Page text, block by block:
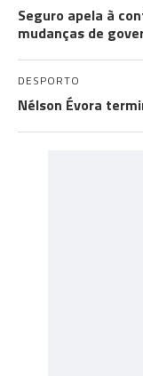
Seguro apela à
mudanças de
DESPORTO
Nélson Évora